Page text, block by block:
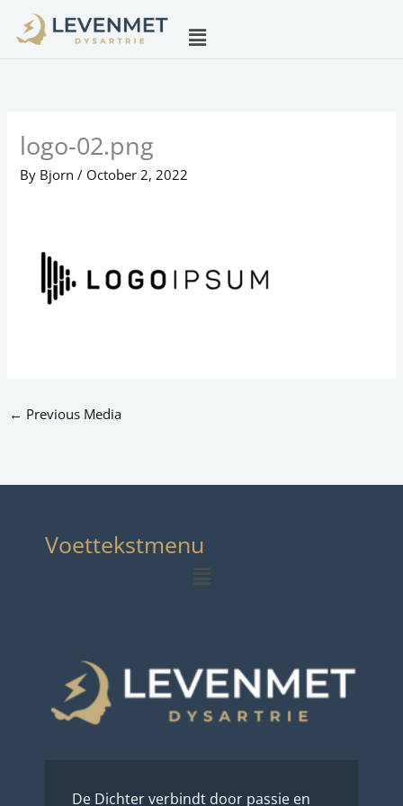
content
Menu
logo-02.png
By Bjorn/ October 2, 2022
← Previous Media
Voettekstmenu
Menu
De Dichter verbindt door passie en